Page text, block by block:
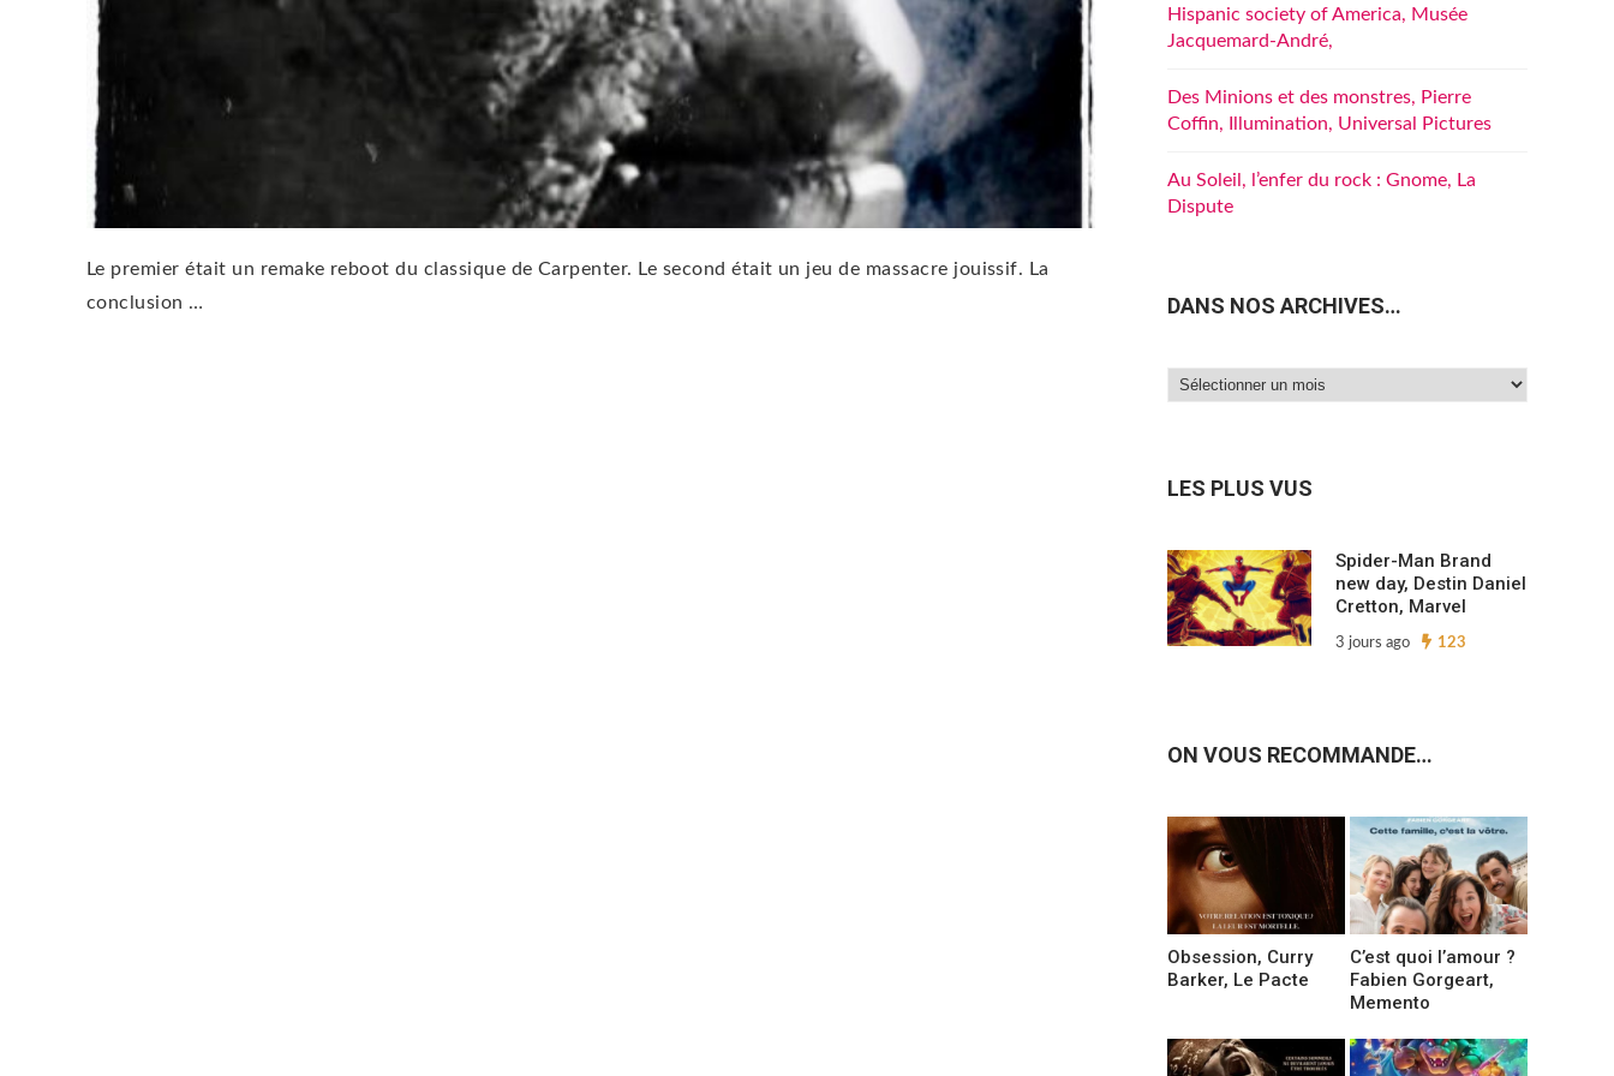
Le premier était un remake reboot du classique de Carpenter. Le second était un jeu de massacre jouissif. La
conclusion …
Hispanic society of America, Musée
Jacquemard-André,
Des Minions et des monstres, Pierre
Coffin, Illumination, Universal Pictures
Au Soleil, l’enfer du rock : Gnome, La
Dispute
DANS NOS ARCHIVES…
Dans
LES PLUS VUS
Spider-Man Brand
new day, Destin Daniel
Cretton, Marvel
3 jours ago 123
ON VOUS RECOMMANDE…
Obsession, Curry
Barker, Le Pacte
C’est quoi l’amour ?
Fabien Gorgeart,
Memento